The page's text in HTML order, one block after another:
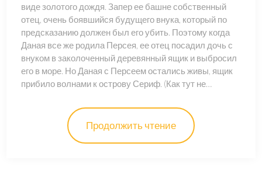
виде золотого дождя. Запер ее башне собственный
отец, очень боявшийся будущего внука, который по
предсказанию должен был его убить. Поэтому когда
Даная все же родила Персея, ее отец посадил дочь с
внуком в заколоченный деревянный ящик и выбросил
его в море. Но Даная с Персеем остались живы, ящик
прибило волнами к острову Сериф. (Как тут не…
Продолжить чтение